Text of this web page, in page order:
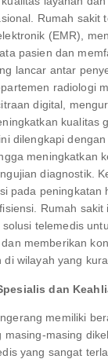
Rumah sakit
(EMR),
pasien dan
lancar antar
radiologi
digital,
kualitas
dilengkapi
meningkatkan
diagnostik.
pada peningkatan
Rumah sakit
telemedis
memberikan
di wilayah yang
dan
memiliki
masing-masing
yang sangat